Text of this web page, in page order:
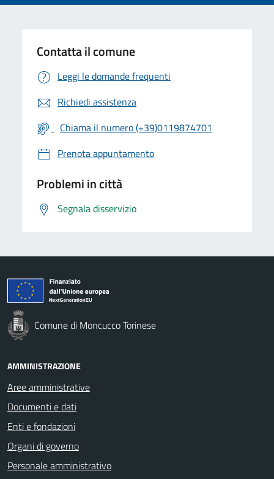
Contatta il comune
Leggi le domande frequenti
Richiedi assistenza
Chiama il numero (+39)0119874701
Prenota appuntamento
Problemi in città
Segnala disservizio
Comune di Moncucco Torinese
AMMINISTRAZIONE
Aree amministrative
Documenti e dati
Enti e fondazioni
Organi di governo
Personale amministrativo